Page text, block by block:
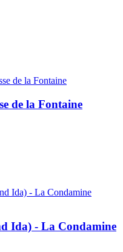
de la Fontaine
Ida) - La Condamine